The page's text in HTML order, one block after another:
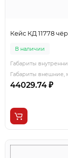
Кейс КД 11778
В наличии
Габариты
Габариты внешние,
44029.74 ₽